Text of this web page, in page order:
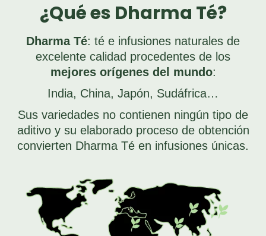
¿Qué es Dharma Té?
Dharma Té: té e infusiones naturales de
excelente calidad procedentes de los
mejores orígenes del mundo:
India, China, Japón, Sudáfrica…
Sus variedades no contienen ningún tipo de
aditivo y su elaborado proceso de obtención
convierten Dharma Té en infusiones únicas.